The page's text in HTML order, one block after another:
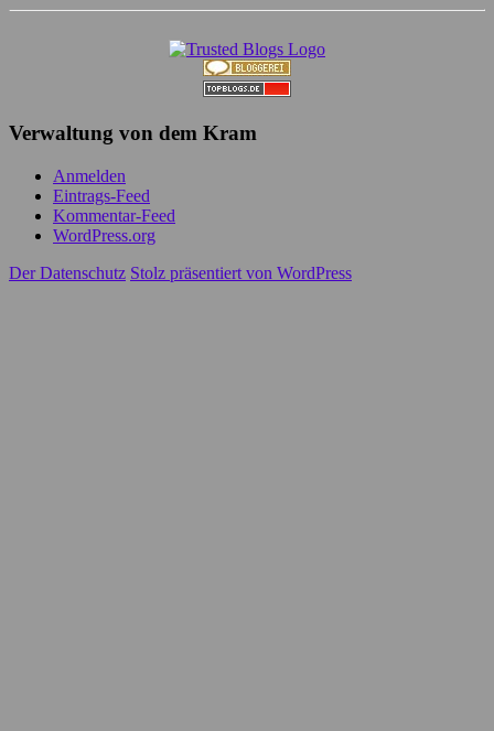
Verwaltung von dem Kram
Anmelden
Eintrags-Feed
Kommentar-Feed
WordPress.org
Der Datenschutz Stolz präsentiert von WordPress